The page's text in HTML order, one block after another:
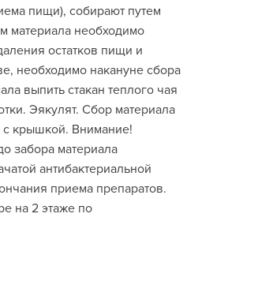
пищи), собирают путем
материала необходимо
остатков пищи и
необходимо накануне сбора
выпить стакан теплого чая
Эякулят. Сбор материала
с крышкой. Внимание!
забора материала
антибактериальной
приема препаратов.
на 2 этаже по